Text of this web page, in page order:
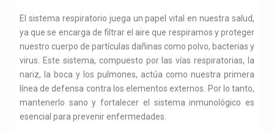
El sistema respiratorio juega un papel vital en nuestra salud,
ya que se encarga de filtrar el aire que respiramos y proteger
nuestro cuerpo de partículas dañinas como polvo, bacterias y
virus. Este sistema, compuesto por las vías respiratorias, la
nariz, la boca y los pulmones, actúa como nuestra primera
línea de defensa contra los elementos externos. Por lo tanto,
mantenerlo sano y fortalecer el sistema inmunológico es
esencial para prevenir enfermedades.